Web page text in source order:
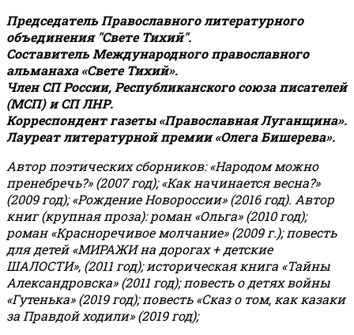
Председатель Православного литературного
объединения "Свете Тихий".
Составитель Международного православного
альманаха «Свете Тихий».
Член СП России, Республиканского союза писателей
(МСП) и СП ЛНР.
Корреспондент газеты «Православная Луганщина».
Лауреат литературной премии «Олега Бишерева».
Автор поэтических сборников: «Народом можно
пренебречь?» (2007 год); «Как начинается весна?»
(2009 год); «Рождение Новороссии» (2016 год). Автор
книг (крупная проза): роман «Ольга» (2010 год);
роман «Красноречивое молчание» (2009 г.); повесть
для детей «МИРАЖИ на дорогах + детские
ШАЛОСТИ», (2011 год); историческая книга «Тайны
Александровска» (2011 год); повесть о детях войны
«Гутенька» (2019 год); повесть «Сказ о том, как казаки
за Правдой ходили» (2019 год);